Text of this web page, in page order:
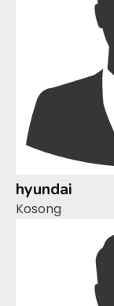
hyundai
Kosong